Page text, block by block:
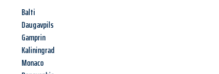
Balti
Daugavpils
Gamprin
Kaliningrad
Monaco